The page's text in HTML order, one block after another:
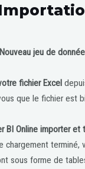
jeu de
fichier Excel
que le fichier est
BI Online importer et
chargement terminé,
sous forme de